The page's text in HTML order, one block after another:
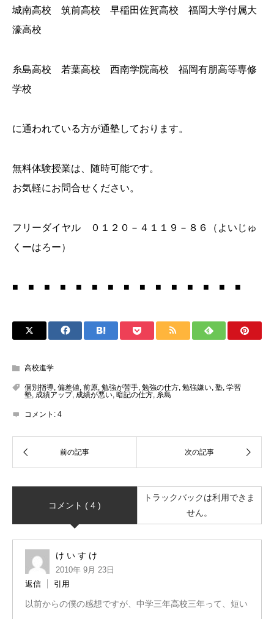
城南高校 筑前高校 早稲田佐賀高校 福岡大学付属大
濠高校
糸島高校 若葉高校 西南学院高校 福岡有朋高等専修
学校
に通われている方が通塾しております。
無料体験授業は、随時可能です。
お気軽にお問合せください。
フリーダイヤル ０１２０－４１１９－８６（よいじゅ
くーはろー）
■ ■ ■ ■ ■ ■ ■ ■ ■ ■ ■ ■ ■ ■ ■
高校進学
個別指導, 偏差値, 前原, 勉強が苦手, 勉強の仕方, 勉強嫌い, 塾, 学習
塾, 成績アップ, 成績が悪い, 暗記の仕方, 糸島
コメント: 4
コメント ( 4 )
トラックバックは利用できま
せん。
け い す け
2010年 9月 23日
返信
引用
以前からの僕の感想ですが、中学三年高校三年って、短い